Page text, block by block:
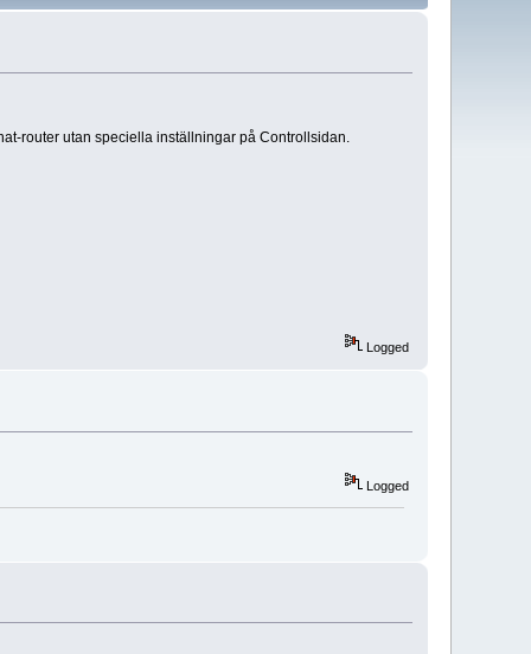
router utan speciella inställningar på Controllsidan.
Logged
Logged